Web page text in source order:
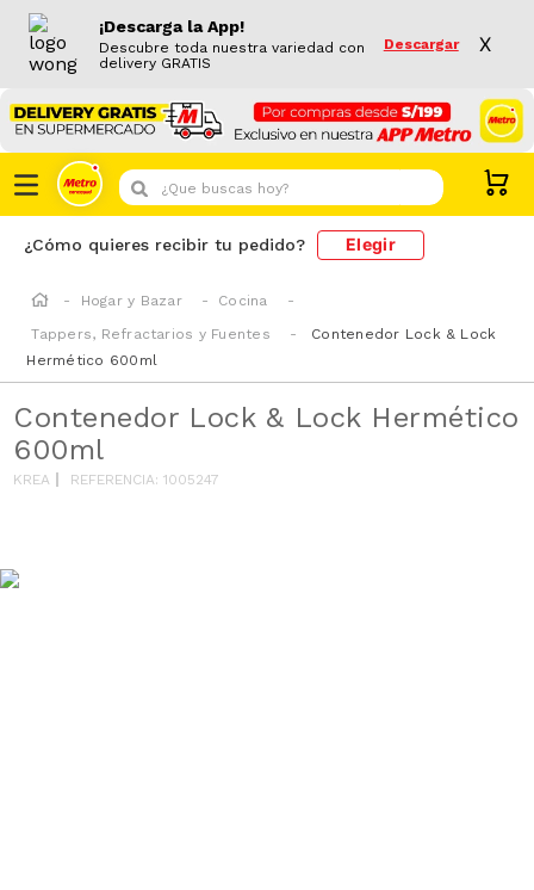
¡Descarga la App!
Descubre toda nuestra variedad con
delivery GRATIS
Descargar X
¿Que buscas hoy?
¿Cómo quieres recibir tu pedido? Elegir
Hogar y Bazar
Cocina
Tappers, Refractarios y Fuentes
Contenedor Lock & Lock
Hermético 600ml
Contenedor Lock & Lock Hermético
600ml
KREA REFERENCIA:1005247